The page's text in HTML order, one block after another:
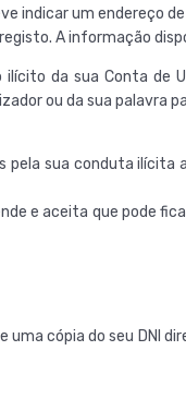
indicar um endereço
A informação
da sua Conta de
ou da sua palavra
sua conduta ilícita
e aceita que pode
cópia do seu DNI